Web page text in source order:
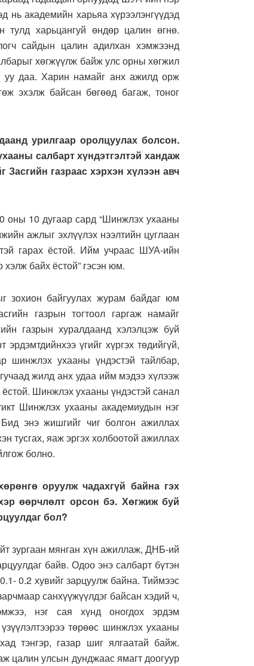
нь академийн харьяа хүрээлэнгүүдэд
тулд харьцангуй өндөр цалин өгнө.
сайдын цалин адилхан хэмжээнд
хөгжүүлж байж улс орны хөгжил
уу даа. Харин намайг анх ажилд орж
эхэлж байсан бөгөөд багаж, тоног
урилгаар оролцуулах болсон.
салбарт хүндэтгэлтэй хандаж
газраас хэрхэн хүлээн авч
оны 10 дугаар сард “Шинжлэх ухааны
ажлыг эхлүүлэх нээлтийн цуглаан
гарах ёстой. Ийм учраас ШУА-ийн
байх ёстой” гэсэн юм.
зохион байгуулах журам байдаг юм
газрын тогтоол гаргаж намайг
газрын хуралдаанд хэлэлцэж буй
үгийг хүргэх төдийгүй,
шинжлэх ухааны үндэстэй тайлбар,
жилд анх удаа ийм мэдээ хүлээж
Шинжлэх ухааны үндэстэй санал
Шинжлэх ухааны академиудын нэг
энэ жишгийг чиг болгон ажиллах
тусгах, яаж эргэх холбоотой ажиллах
болно.
оруулж чадахгүй байна гэх
өөрчлөлт орсон бэ. Хөгжиж буй
бол?
зургаан мянган хүн ажиллаж, ДНБ-ий
байв. Одоо энэ салбарт бүтэн
0.2 хувийг зарцуулж байна. Тиймээс
санхүүжүүлдэг байсан хэдий ч,
нэг сая хүнд оногдох эрдэм
төрөөс шинжлэх ухааны
тэнгэр, газар шиг ялгаатай байж.
цалин улсын дунджаас ямагт доогуур